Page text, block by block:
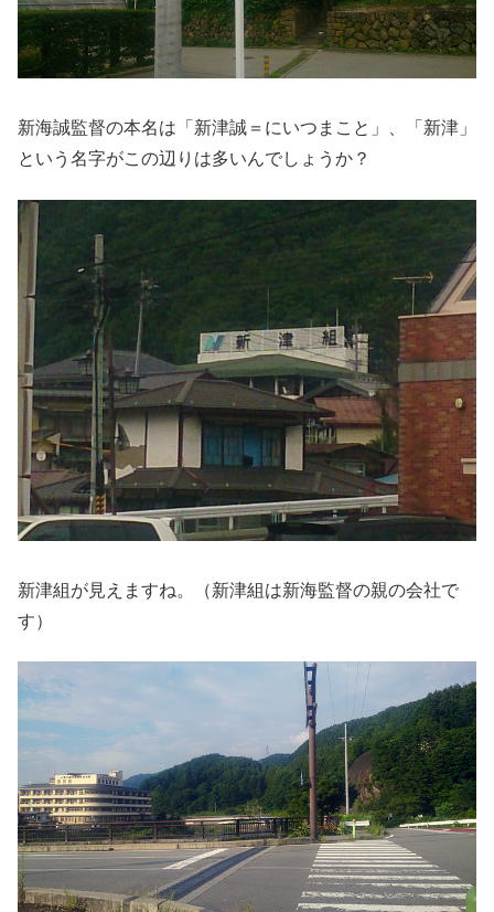
新海誠監督の本名は「新津誠＝にいつまこと」、「新津」
という名字がこの辺りは多いんでしょうか？
新津組が見えますね。（新津組は新海監督の親の会社で
す）